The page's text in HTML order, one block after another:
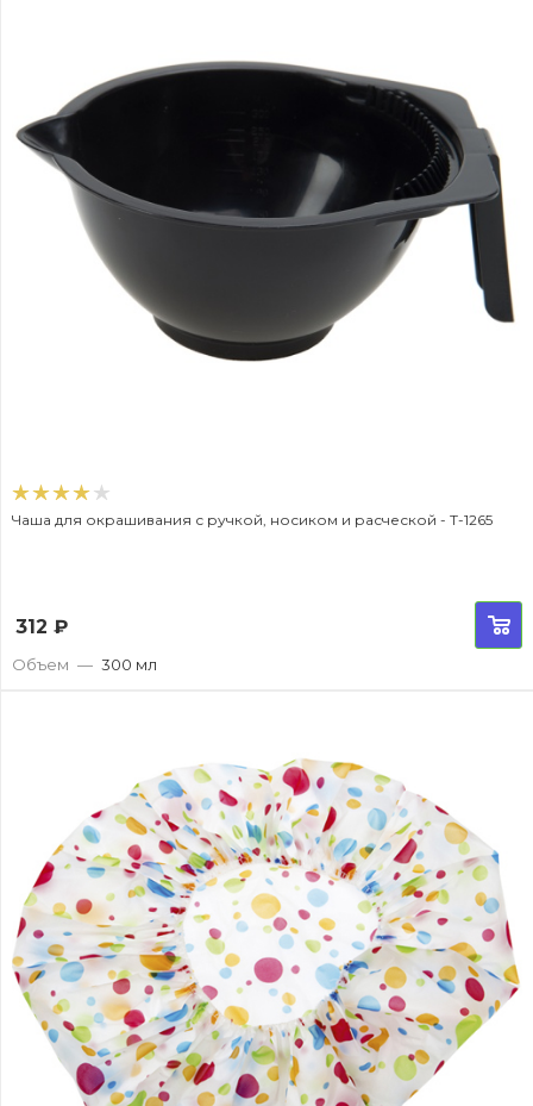
Чаша для окрашивания с ручкой, носиком и расческой - T-1265
312 ₽
Объем — 300 мл